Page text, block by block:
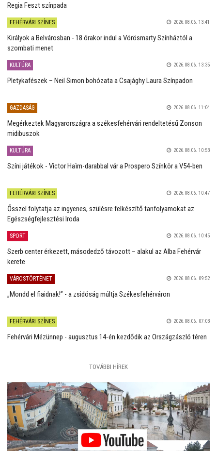
Regia Feszt színpada
FEHÉRVÁRI SZÍNES 2026.08.06. 13:41
Királyok a Belvárosban - 18 órakor indul a Vörösmarty Színháztól a
szombati menet
KULTÚRA 2026.08.06. 13:35
Pletykafészek – Neil Simon bohózata a Csajághy Laura Színpadon
GAZDASÁG 2026.08.06. 11:04
Megérkeztek Magyarországra a székesfehérvári rendeltetésű Zonson
midibuszok
KULTÚRA 2026.08.06. 10:53
Színi játékok - Victor Haïm-darabbal vár a Prospero Színkör a V54-ben
FEHÉRVÁRI SZÍNES 2026.08.06. 10:47
Ősszel folytatja az ingyenes, szülésre felkészítő tanfolyamokat az
Egészségfejlesztési Iroda
SPORT 2026.08.06. 10:45
Szerb center érkezett, másodedző távozott – alakul az Alba Fehérvár
kerete
VÁROSTÖRTÉNET 2026.08.06. 09:52
„Mondd el fiaidnak!” - a zsidóság múltja Székesfehérváron
FEHÉRVÁRI SZÍNES 2026.08.06. 07:03
Fehérvári Mézünnep - augusztus 14-én kezdődik az Országzászló téren
TOVÁBBI HÍREK